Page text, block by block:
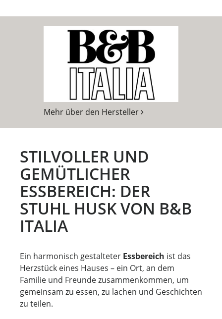
Mehr über den Hersteller
STILVOLLER UND
GEMÜTLICHER
ESSBEREICH: DER
STUHL HUSK VON B&B
ITALIA
Ein harmonisch gestalteter Essbereich ist das
Herzstück eines Hauses – ein Ort, an dem
Familie und Freunde zusammenkommen, um
gemeinsam zu essen, zu lachen und Geschichten
zu teilen.